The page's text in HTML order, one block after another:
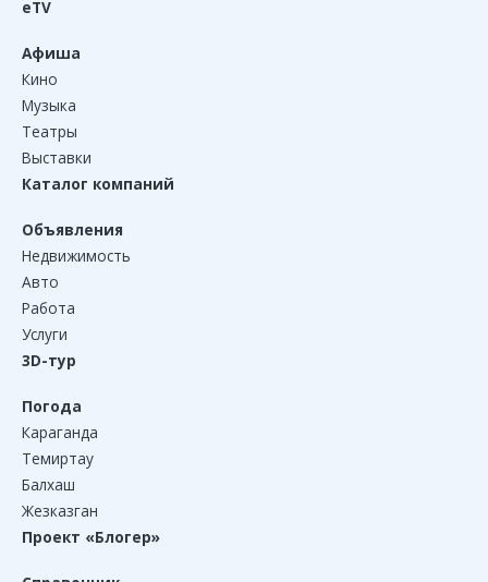
eTV
Афиша
Кино
Музыка
Театры
Выставки
Каталог компаний
Объявления
Недвижимость
Авто
Работа
Услуги
3D-тур
Погода
Караганда
Темиртау
Балхаш
Жезказган
Проект «Блогер»